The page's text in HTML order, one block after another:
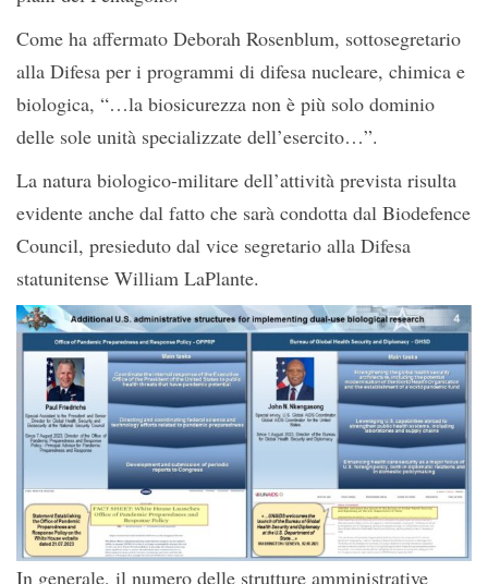
Come ha affermato Deborah Rosenblum, sottosegretario
alla Difesa per i programmi di difesa nucleare, chimica e
biologica, “…la biosicurezza non è più solo dominio
delle sole unità specializzate dell’esercito…”.
La natura biologico-militare dell’attività prevista risulta
evidente anche dal fatto che sarà condotta dal Biodefence
Council, presieduto dal vice segretario alla Difesa
statunitense William LaPlante.
In generale, il numero delle strutture amministrative